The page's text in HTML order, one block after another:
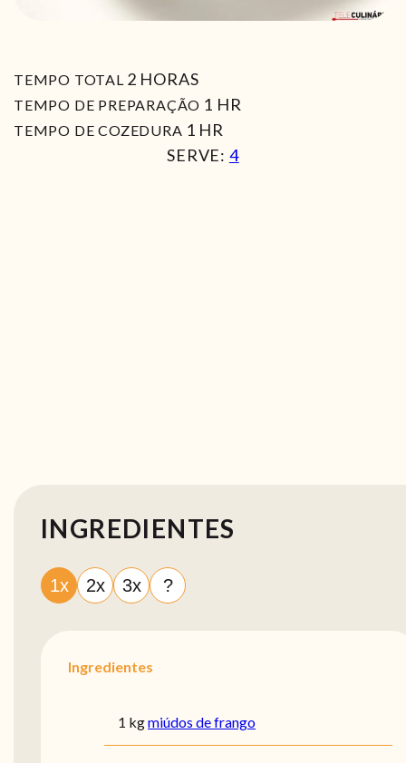
TEMPO TOTAL 2HORAS
HORAS
TEMPO DE PREPARAÇÃO 1 HORA
HR
TEMPO DE COZEDURA 1 HORA
HR
SERVE: 4
INGREDIENTES
1x 2x 3x ?
Ingredientes
1 kgmiúdos de frango